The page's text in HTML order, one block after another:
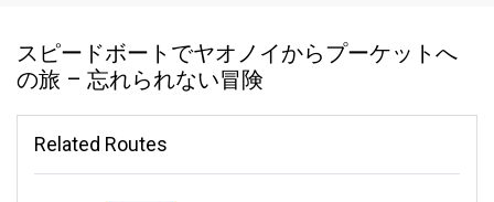
スピードボートでヤオノイからプーケットへ
の旅 – 忘れられない冒険
Related Routes